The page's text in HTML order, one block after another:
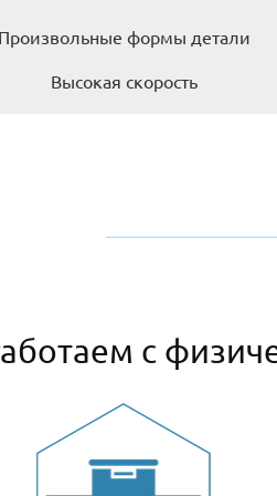
формы детали
Высокая скорость
с